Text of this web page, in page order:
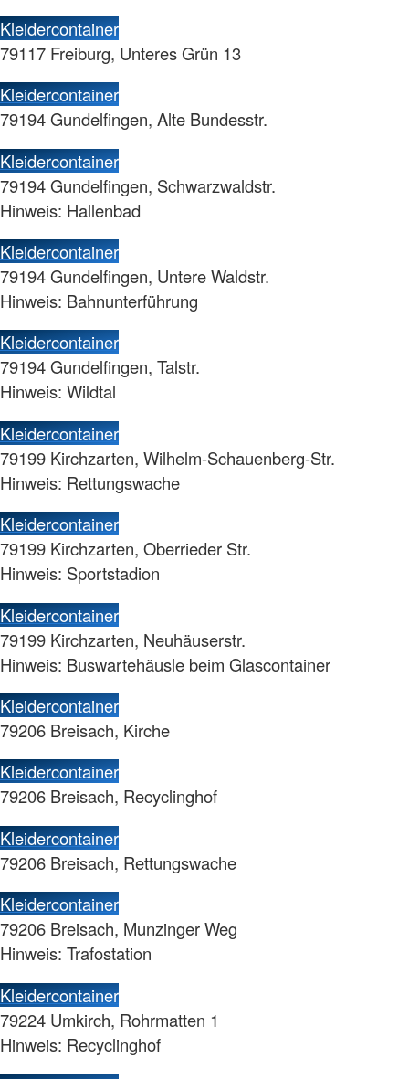
Kleidercontainer
79117 Freiburg, Unteres Grün 13
Kleidercontainer
79194 Gundelfingen, Alte Bundesstr.
Kleidercontainer
79194 Gundelfingen, Schwarzwaldstr.
Hinweis: Hallenbad
Kleidercontainer
79194 Gundelfingen, Untere Waldstr.
Hinweis: Bahnunterführung
Kleidercontainer
79194 Gundelfingen, Talstr.
Hinweis: Wildtal
Kleidercontainer
79199 Kirchzarten, Wilhelm-Schauenberg-Str.
Hinweis: Rettungswache
Kleidercontainer
79199 Kirchzarten, Oberrieder Str.
Hinweis: Sportstadion
Kleidercontainer
79199 Kirchzarten, Neuhäuserstr.
Hinweis: Buswartehäusle beim Glascontainer
Kleidercontainer
79206 Breisach, Kirche
Kleidercontainer
79206 Breisach, Recyclinghof
Kleidercontainer
79206 Breisach, Rettungswache
Kleidercontainer
79206 Breisach, Munzinger Weg
Hinweis: Trafostation
Kleidercontainer
79224 Umkirch, Rohrmatten 1
Hinweis: Recyclinghof